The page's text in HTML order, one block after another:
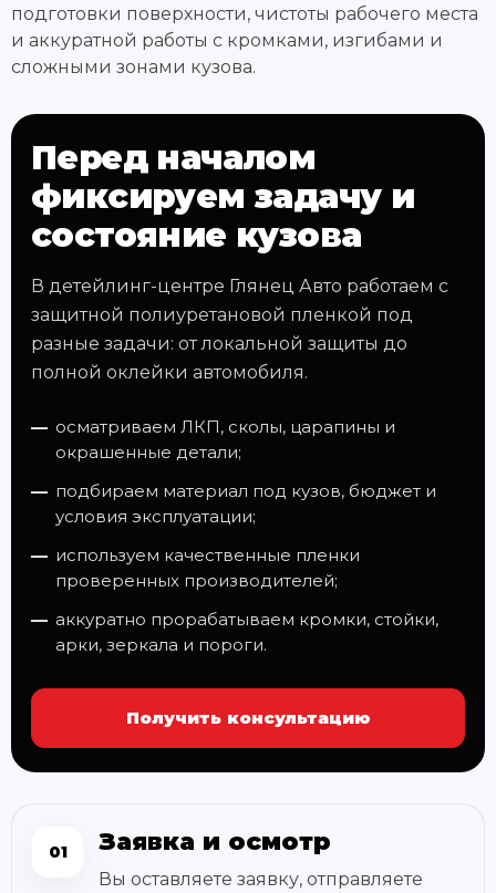
подготовки поверхности, чистоты рабочего места
и аккуратной работы с кромками, изгибами и
сложными зонами кузова.
Перед началом
фиксируем задачу и
состояние кузова
В детейлинг-центре Глянец Авто работаем с
защитной полиуретановой пленкой под
разные задачи: от локальной защиты до
полной оклейки автомобиля.
осматриваем ЛКП, сколы, царапины и
окрашенные детали;
подбираем материал под кузов, бюджет и
условия эксплуатации;
используем качественные пленки
проверенных производителей;
аккуратно прорабатываем кромки, стойки,
арки, зеркала и пороги.
Получить консультацию
01 Заявка и осмотр
Вы оставляете заявку, отправляете